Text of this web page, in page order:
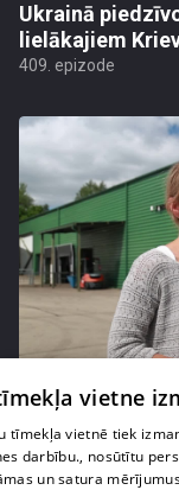
Ukrainā
lielākajiem
409. epizode
Melleņu zelta
cenu?
409. epizode
vietne
tīmekļa vietnē tiek
darbību., nosūtītu
un satura